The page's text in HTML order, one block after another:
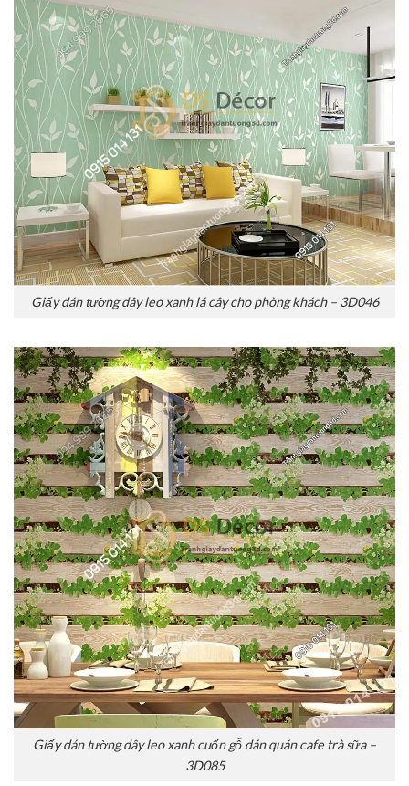
Giấy dán tường dây leo xanh lá cây cho phòng khách – 3D046
Giấy dán tường dây leo xanh cuốn gỗ dán quán cafe trà sữa –
3D085